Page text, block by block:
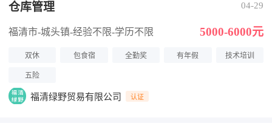
仓库管理 04-29
福清市-城头镇-经验不限-学历不限 5000-6000元
双休 包食宿 全勤奖 有年假 技术培训
五险
福清绿野贸易有限公司 认证